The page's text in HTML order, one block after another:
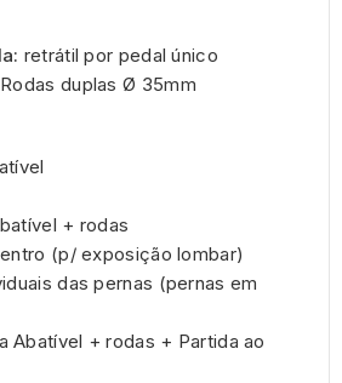
retrátil por pedal único
Rodas duplas Ø 35mm
+ rodas
(p/ exposição lombar)
das pernas (pernas em
Abatível + rodas + Partida ao